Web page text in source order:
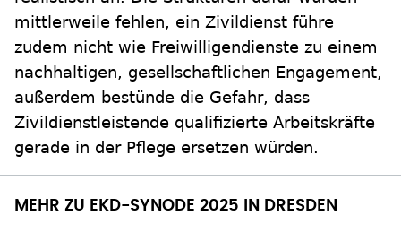
mittlerweile fehlen, ein Zivildienst führe
zudem nicht wie Freiwilligendienste zu einem
nachhaltigen, gesellschaftlichen Engagement,
außerdem bestünde die Gefahr, dass
Zivildienstleistende qualifizierte Arbeitskräfte
gerade in der Pflege ersetzen würden.
MEHR ZU EKD-SYNODE 2025 IN DRESDEN